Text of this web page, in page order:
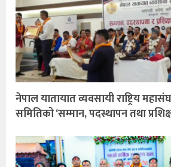
नेपाल यातायात व्यवसायी राष्ट्रिय
समितिको ‘सम्मान, पदस्थापन तथा